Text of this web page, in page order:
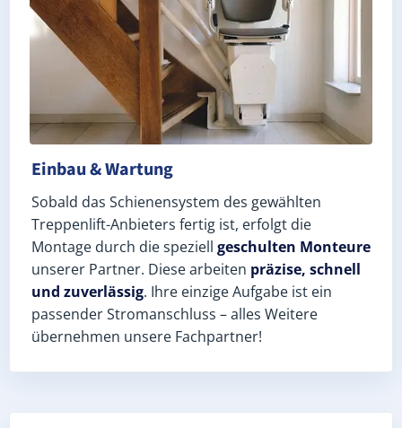
Einbau & Wartung
Sobald das Schienensystem des gewählten
Treppenlift-Anbieters fertig ist, erfolgt die
Montage durch die speziell geschulten Monteure
unserer Partner. Diese arbeiten präzise, schnell
und zuverlässig. Ihre einzige Aufgabe ist ein
passender Stromanschluss – alles Weitere
übernehmen unsere Fachpartner!